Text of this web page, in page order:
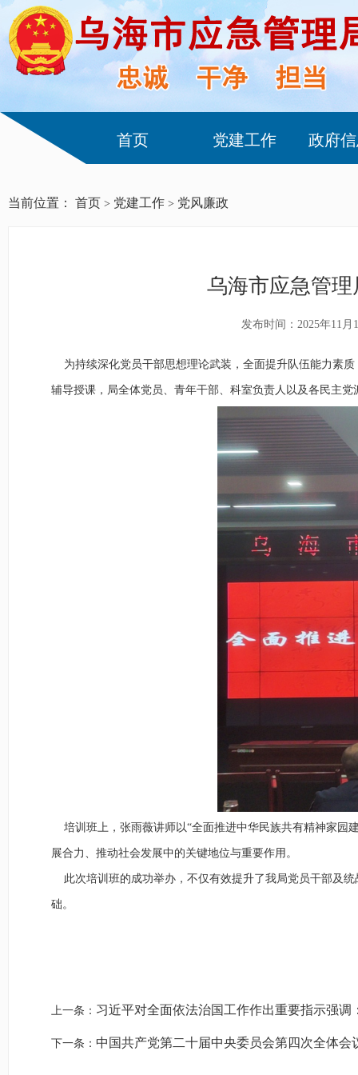
首页 党建工作 政府
当前位置： 首页 > 党建工作 > 党风廉政
乌海市应急管
发布时间：2025年11月
为持续深化党员干部思想理论武装，全面提升队伍能力素质
辅导授课，局全体党员、青年干部、科室负责人 以及各民主党
培训班上，张雨薇讲师以“全面推进中华民族共有精神家园
展合力、推动社会发展中的关键地位与重要作用。
此次培训班的成功举办，不仅有效提升了我局党员干部及
础。
上一条： 习近平对全面依法治国工作作出重要指示强
下一条： 中国共产党第二十届中央委员会第四次全体会